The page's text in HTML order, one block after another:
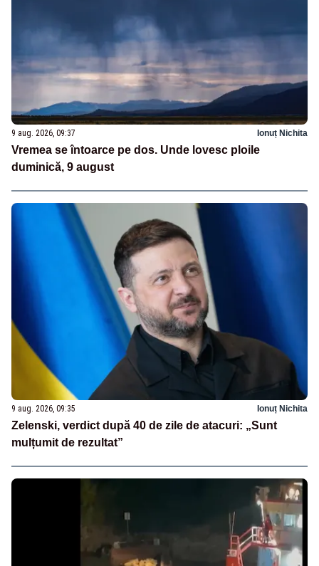
9 aug. 2026, 09:37 Ionuț Nichita
Vremea se întoarce pe dos. Unde lovesc ploile
duminică, 9 august
9 aug. 2026, 09:35 Ionuț Nichita
Zelenski, verdict după 40 de zile de atacuri: „Sunt
mulțumit de rezultat”